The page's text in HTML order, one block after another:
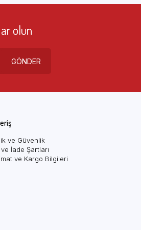
ve şeker oranına bağlı olarak az
için müşteri hizmetlerimizle iletişime
olun
GÖNDER
ve Güvenlik
İade Şartları
ve Kargo Bilgileri